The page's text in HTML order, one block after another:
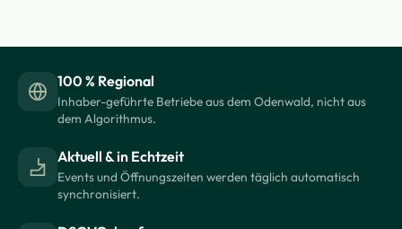
100 % Regional
Inhaber-geführte Betriebe aus dem Odenwald, nicht aus
dem Algorithmus.
Aktuell & in Echtzeit
Events und Öffnungszeiten werden täglich automatisch
synchronisiert.